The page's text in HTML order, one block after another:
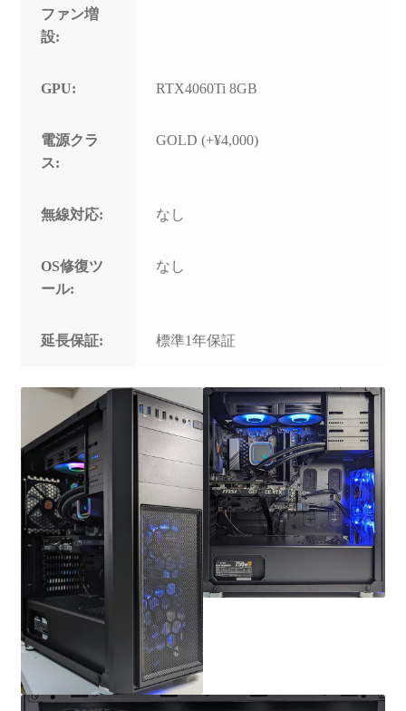
ファン増
設:
GPU: RTX4060Ti 8GB
電源クラ
ス:
GOLD (+¥4,000)
無線対応: なし
OS修復ツ
ール:
なし
延長保証: 標準1年保証